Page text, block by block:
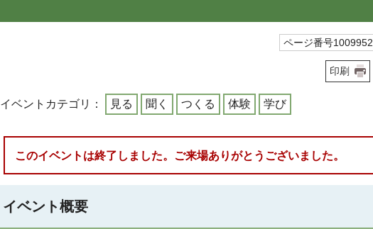
ページ番号1009952
印刷
イベントカテゴリ： 見る 聞く つくる 体験 学び
このイベントは終了しました。ご来場ありがとうございました。
イベント概要